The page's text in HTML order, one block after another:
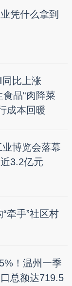
凭什么拿到
比上涨
品“肉降菜
成本回暖
博览会落幕
3.2亿元
牵手”社区村
！温州一季
总额达719.5